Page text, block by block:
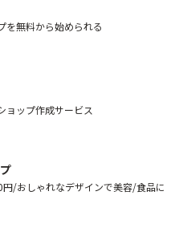
を無料から始められる
ョップ作成サービス
/おしゃれなデザインで美容/食品に